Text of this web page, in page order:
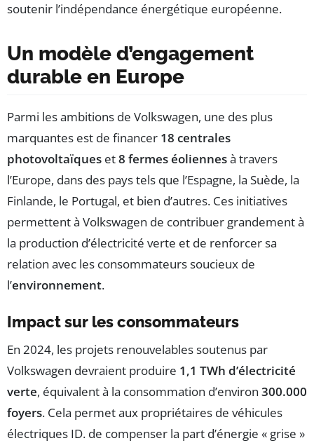
soutenir l’indépendance énergétique européenne.
Un modèle d’engagement
durable en Europe
Parmi les ambitions de Volkswagen, une des plus
marquantes est de financer 18 centrales
photovoltaïques et8 fermes éoliennesà travers
l’Europe, dans des pays tels que l’Espagne, la Suède, la
Finlande, le Portugal, et bien d’autres. Ces initiatives
permettent à Volkswagen de contribuer grandement à
la production d’électricité verte et de renforcer sa
relation avec les consommateurs soucieux de
l’environnement.
Impact sur les consommateurs
En 2024, les projets renouvelables soutenus par
Volkswagen devraient produire 1,1 TWh d’électricité
verte, équivalent à la consommation d’environ 300.000
foyers. Cela permet aux propriétaires de véhicules
électriques ID. de compenser la part d’énergie « grise »